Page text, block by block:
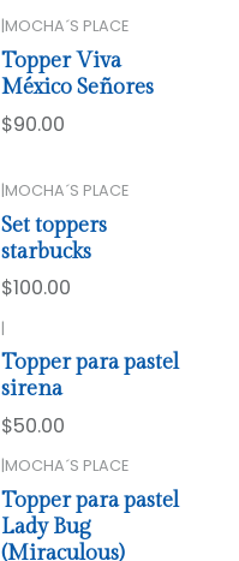
|MOCHA´S PLACE
Topper Viva
México Señores
$90.00
|MOCHA´S PLACE
Set toppers
starbucks
$100.00
|
Topper para pastel
sirena
$50.00
|MOCHA´S PLACE
Topper para pastel
Lady Bug
(Miraculous)